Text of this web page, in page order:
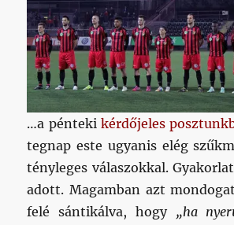
…a pénteki kérdőjeles
tegnap este ugyanis elég
tényleges válaszokkal.
adott. Magamban azt
felé sántikálva, hogy „ha